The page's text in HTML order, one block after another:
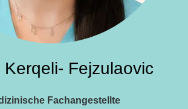
Kerqeli- Fejzulaovic
Fachangestellte